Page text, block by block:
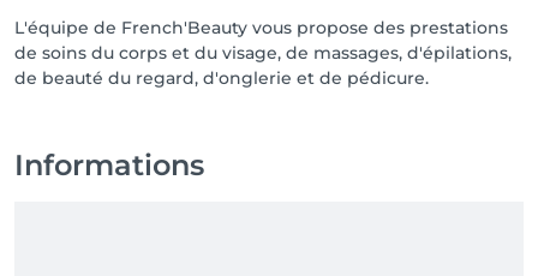
L'équipe de French'Beauty vous propose des prestations
de soins du corps et du visage, de massages, d'épilations,
de beauté du regard, d'onglerie et de pédicure.
Informations